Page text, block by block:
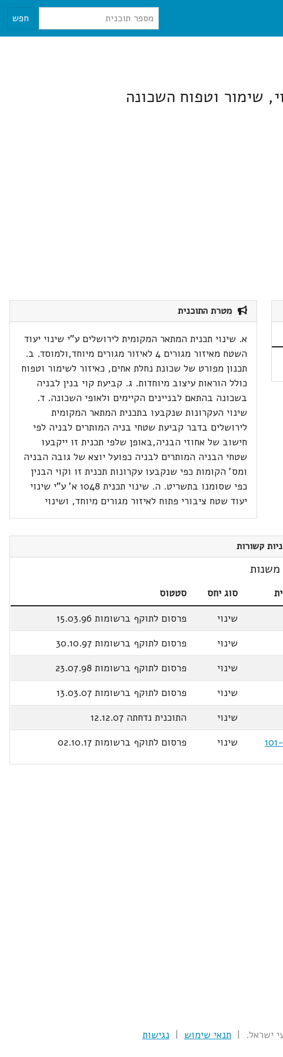
חפש
שימור וטפוח השכונה
מטרת התוכנית
א. שינוי תכנית המתאר המקומית לירושלים ע"י שינוי יעוד
השטח מאיזור מגורים 4 לאיזור מגורים מיוחד,ולמוסד. ב.
תכנון מפורט של שכונת נחלת אחים, כאיזור לשימור וטפוח
כולל הוראות עיצוב מיוחדות. ג. קביעת קוי בנין לבניה
בשכונה בהתאם לבניינים הקיימים ולאופי השכונה. ד.
שינוי העקרונות שנקבעו בתכנית המתאר המקומית
לירושלים בדבר קביעת שטחי בניה המותרים לבניה לפי
חישוב של אחוזי הבניה,באופן שלפי תכנית זו ייקבעו
שטחי הבניה המותרים לבניה כפועל יוצא של גובה הבניה
ומס' הקומות כפי שנקבעו עקרונות תכנית זו וקוי הבנין
כפי שסומנו בתשריט. ה. שינוי תכנית 1048 א' ע"י שינוי
יעוד שטח ציבורי פתוח לאיזור מגורים מיוחד, ושינוי
קשורות
משנות
סוג יחס
סטטוס
שינוי
פרסום לתוקף ברשומות 15.03.96
שינוי
פרסום לתוקף ברשומות 30.10.97
שינוי
פרסום לתוקף ברשומות 23.07.98
שינוי
פרסום לתוקף ברשומות 13.03.07
שינוי
התוכנית נדחתה 12.12.07
שינוי פרסום לתוקף ברשומות 02.10.17
תנאי שימוש | נגישות